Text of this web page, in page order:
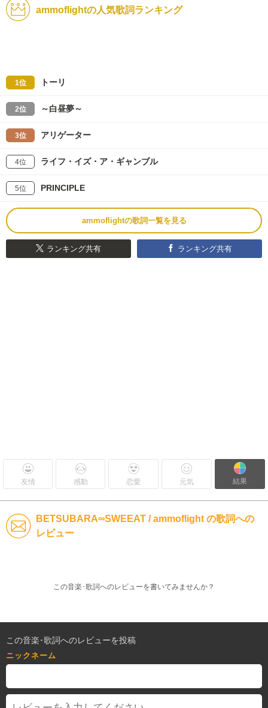
ammoflightの人気歌詞ランキング
1位 トーリ
2位 ～白昼夢～
3位 アリゲーター
4位 ライフ・イズ・ア・ギャンブル
5位 PRINCIPLE
ammoflightの歌詞一覧を見る
ランキング共有 ランキング共有
友情 感動 恋愛 元気 結果
BETSUBARA∞SWEEAT / ammoflight の歌詞への
レビュー
この音楽･歌詞へのレビューを書いてみませんか？
この音楽･歌詞へのレビューを投稿
ニックネーム